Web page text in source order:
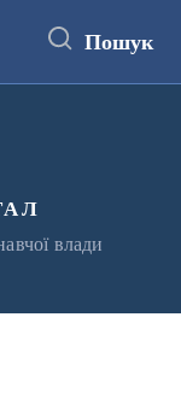
Пошук
влади